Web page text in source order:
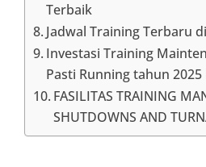
Terbaik
Jadwal Training Terbaru
Investasi Training
Pasti Running tahun 2025
FASILITAS TRAINING
SHUTDOWNS AND